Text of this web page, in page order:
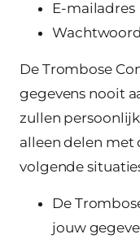
E-mailadres
Wachtwoord
De Trombose
gegevens nooit
zullen
alleen delen met
volgende
De
jouw